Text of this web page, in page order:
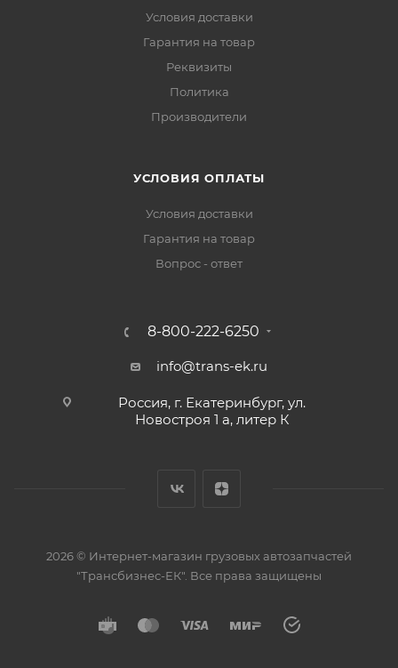
Условия доставки
Гарантия на товар
Реквизиты
Политика
Производители
УСЛОВИЯ ОПЛАТЫ
Условия доставки
Гарантия на товар
Вопрос - ответ
8-800-222-6250
info@trans-ek.ru
Россия, г. Екатеринбург, ул.
Новостроя 1 а, литер К
2026 © Интернет-магазин грузовых автозапчастей
"Трансбизнес-ЕК" . Все права защищены